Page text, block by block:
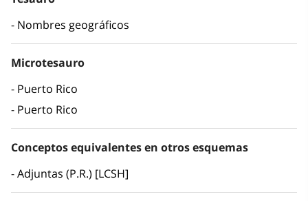
Nombres geográficos
Microtesauro
Puerto Rico
Puerto Rico
Conceptos equivalentes en otros esquemas
Adjuntas (P.R.) [LCSH]